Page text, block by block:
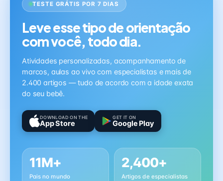
TESTE GRÁTIS POR 7 DIAS
Leve esse tipo de orientação
com você, todo dia.
Atividades personalizadas, acompanhamento de
marcos, aulas ao vivo com especialistas e mais de
2.400 artigos — tudo de acordo com a idade exata
do seu bebê.
DOWNLOAD ON THE
App Store
GET IT ON
Google Play
11M+
Pais no mundo
2,400+
Artigos de especialistas